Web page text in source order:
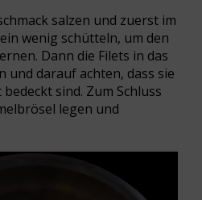
salzen und zuerst im
wenig schütteln, um den
Dann die Filets in das
und darauf achten, dass sie
sind. Zum Schluss
legen und